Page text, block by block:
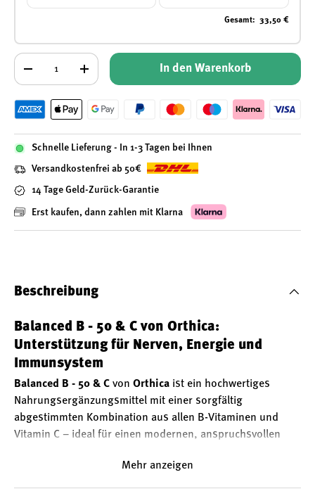
Gesamt: 33,50 €
Anzahl
+ In den Warenkorb
Schnelle Lieferung - In 1-3 Tagen bei Ihnen
Versandkostenfrei ab 50€
14 Tage Geld-Zurück-Garantie
Erst kaufen, dann zahlen mit Klarna
Beschreibung
Balanced B - 50 & C von Orthica:
Unterstützung für Nerven, Energie und
Immunsystem
Balanced B - 50 & C von Orthica ist ein hochwertiges
Nahrungsergänzungsmittel mit einer sorgfältig
abgestimmten Kombination aus allen B-Vitaminen und
Vitamin C – ideal für einen modernen, anspruchsvollen
Mehr anzeigen